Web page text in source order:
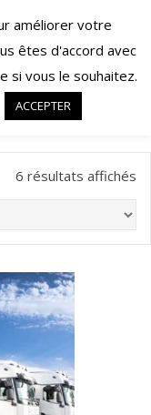
6 résultats affichés
améliorer votre
êtes d'accord avec
si vous le souhaitez.
ACCEPTER